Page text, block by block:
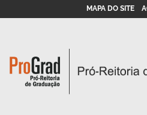
MAPA DO SITE